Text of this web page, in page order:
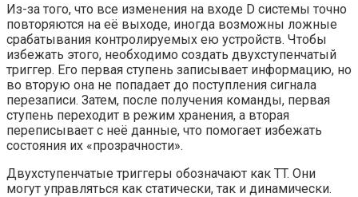
Из-за того, что все изменения на входе D системы точно
повторяются на её выходе, иногда возможны ложные
срабатывания контролируемых ею устройств. Чтобы
избежать этого, необходимо создать двухступенчатый
триггер. Его первая ступень записывает информацию, но
во вторую она не попадает до поступления сигнала
перезаписи. Затем, после получения команды, первая
ступень переходит в режим хранения, а вторая
переписывает с неё данные, что помогает избежать
состояния их «прозрачности».
Двухступенчатые триггеры обозначают как TT. Они
могут управляться как статически, так и динамически.